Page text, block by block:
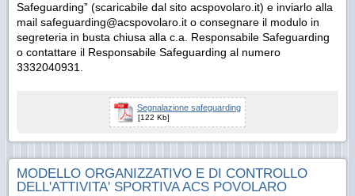
Safeguarding” (scaricabile dal sito acspovolaro.it) e inviarlo alla
mail safeguarding@acspovolaro.it o consegnare il modulo in
segreteria in busta chiusa alla c.a. Responsabile Safeguarding
o contattare il Responsabile Safeguarding al numero
3332040931.
Segnalazione safeguarding
[122 Kb]
MODELLO ORGANIZZATIVO E DI CONTROLLO
DELL'ATTIVITA' SPORTIVA ACS POVOLARO